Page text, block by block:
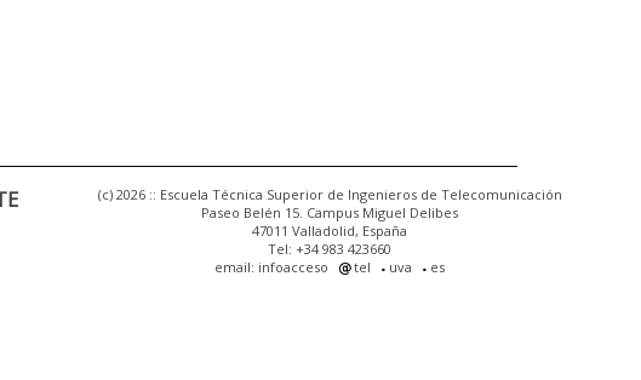
(c) 2026 :: Escuela Técnica Superior de Ingenieros de Telecomunicación
Paseo Belén 15. Campus Miguel Delibes
47011 Valladolid, España
Tel: +34 983 423660
email: infoacceso
tel uva es